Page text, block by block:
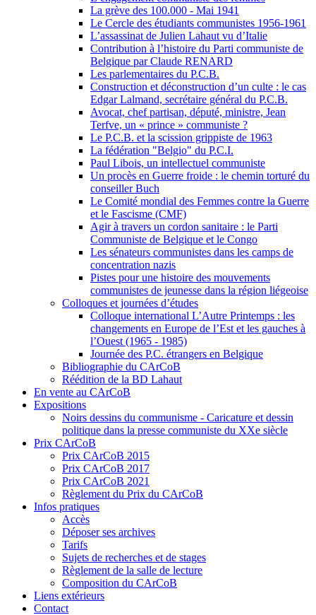
La grève des 100.000 - Mai 1941
Le Cercle des étudiants communistes 1956-1961
L’assassinat de Julien Lahaut vu d’Italie
Contribution à l’histoire du Parti communiste de
Belgique par Claude RENARD
Les parlementaires du P.C.B.
Construction et déconstruction d’un culte : le cas
Edgar Lalmand, secrétaire général du P.C.B.
Avocat, chef partisan, député, ministre, Jean
Terfve, un « prince » communiste ?
Le P.C.B. et la scission grippiste de 1963
La fédération "Belgio" du P.C.I.
Paul Libois, un intellectuel communiste
Un procès en Guerre froide : le chemin torturé du
conseiller Buch
Le Comité mondial des Femmes contre la Guerre
et le Fascisme (CMF)
Agir à travers un cordon sanitaire : le Parti
Communiste de Belgique et le Congo
Les sénateurs communistes dans les camps de
concentration nazis
Pistes pour une histoire des mouvements
communistes de jeunesse dans la région liégeoise
Colloques et journées d’études
Colloque international L’Autre Printemps : les
changements en Europe de l’Est et les gauches à
l’Ouest (1965 - 1985)
Journée des P.C. étrangers en Belgique
Bibliographie du CArCoB
Réédition de la BD Lahaut
En vente au CArCoB
Expositions
Noirs dessins du communisme - Caricature et dessin
politique dans la presse communiste du XXe siècle
Prix CArCoB
Prix CArCoB 2015
Prix CArCoB 2017
Prix CArCoB 2021
Règlement du Prix du CArCoB
Infos pratiques
Accès
Déposer ses archives
Tarifs
Sujets de recherches et de stages
Règlement de la salle de lecture
Composition du CArCoB
Liens extérieurs
Contact